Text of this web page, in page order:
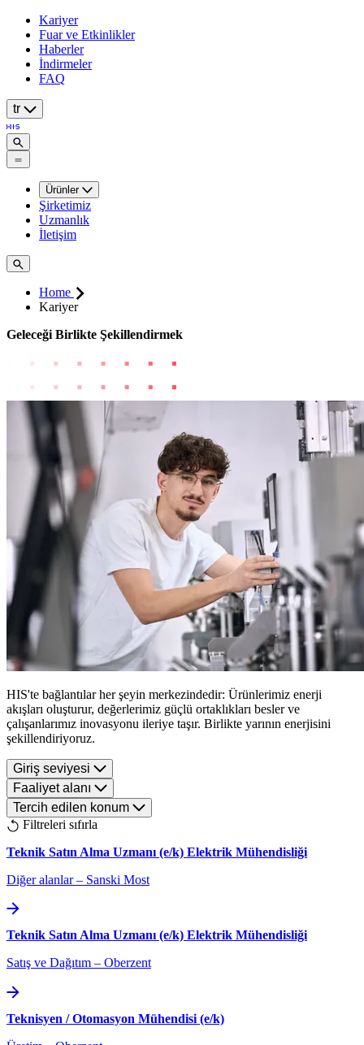
Kariyer
Fuar ve Etkinlikler
Haberler
İndirmeler
FAQ
tr
Ürünler
Şirketimiz
Uzmanlık
İletişim
Home
Kariyer
Geleceği Birlikte Şekillendirmek
HIS'te bağlantılar her şeyin merkezindedir: Ürünlerimiz enerji
akışları oluşturur, değerlerimiz güçlü ortaklıkları besler ve
çalışanlarımız inovasyonu ileriye taşır. Birlikte yarının enerjisini
şekillendiriyoruz.
Giriş seviyesi
Faaliyet alanı
Tercih edilen konum
Filtreleri sıfırla
Teknik Satın Alma Uzmanı (e/k) Elektrik Mühendisliği
Diğer alanlar– Sanski Most
Teknik Satın Alma Uzmanı (e/k) Elektrik Mühendisliği
Satış ve Dağıtım – Oberzent
Teknisyen / Otomasyon Mühendisi (e/k)